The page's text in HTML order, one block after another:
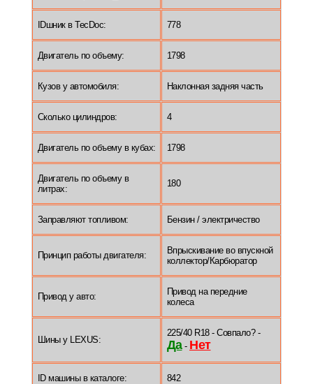
IDшник в TecDoc: 778
Двигатель по объему: 1798
Кузов у автомобиля: Наклонная задняя часть
Сколько цилиндров: 4
Двигатель по объему в кубах: 1798
Двигатель по объему в
литрах:
180
Заправляют топливом: Бензин / электричество
Принцип работы двигателя:
Впрыскивание во впускной
коллектор/Карбюратор
Привод у авто:
Привод на передние
колеса
Шины у LEXUS:
225/40 R18 - Совпало? -
Да- Нет
ID машины в каталоге: 842